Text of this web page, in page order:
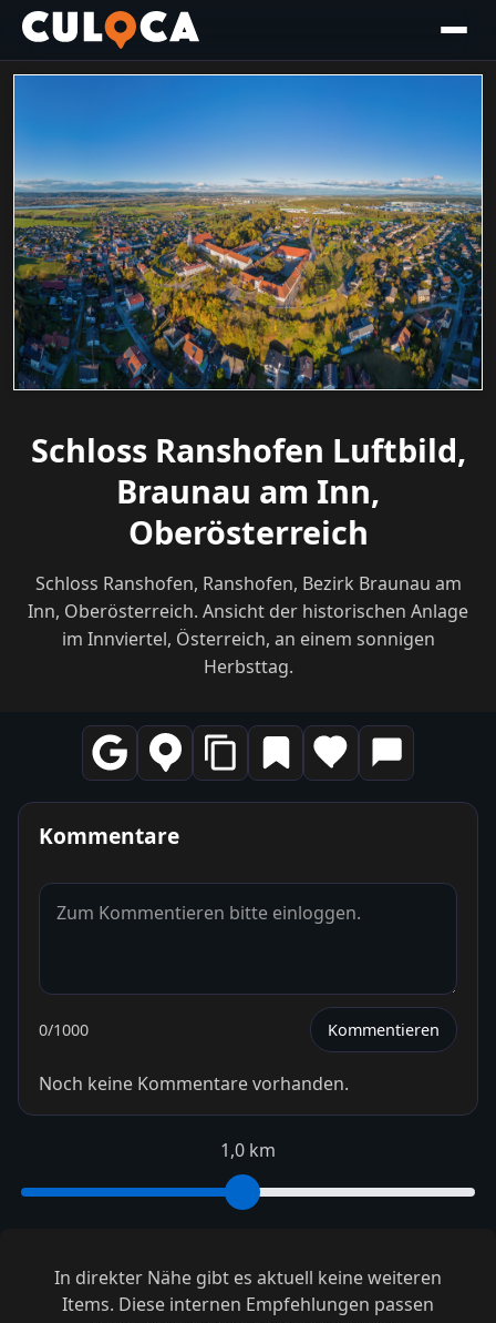
Schloss Ranshofen Luftbild,
Braunau am Inn,
Oberösterreich
Schloss Ranshofen, Ranshofen, Bezirk Braunau am
Inn, Oberösterreich. Ansicht der historischen Anlage
im Innviertel, Österreich, an einem sonnigen
Herbsttag.
Kommentare
0/1000 Kommentieren
Noch keine Kommentare vorhanden.
1,0 km
In direkter Nähe gibt es aktuell keine weiteren
Items. Diese internen Empfehlungen passen